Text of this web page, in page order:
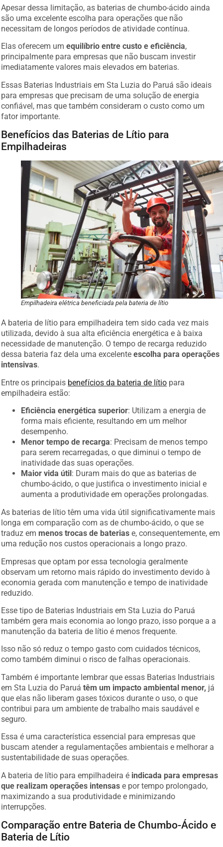
Apesar dessa limitação, as baterias de chumbo-ácido ainda
são uma excelente escolha para operações que não
necessitam de longos períodos de atividade contínua.
Elas oferecem umequilíbrio entre custo e eficiência
principalmente para empresas que não buscam investir
imediatamente valores mais elevados em baterias.
Essas Baterias Industriais em Sta Luzia do Paruá são ideais
para empresas que precisam de uma solução de energia
confiável, mas que também consideram o custo como um
fator importante.
Benefícios das Baterias de Lítio para
Empilhadeiras
Empilhadeira elétrica beneficiada pela bateria de lítio
A bateria de lítio para empilhadeira tem sido cada vez mais
utilizada, devido à sua alta eficiência energética e à baixa
necessidade de manutenção. O tempo de recarga reduzido
dessa bateria faz dela uma excelenteescolha para operações
intensivas
Entre os principais benefícios da bateria de lítio para
empilhadeira estão:
Eficiência energética superior: Utilizam a energia de
forma mais eficiente, resultando em um melhor
desempenho.
Menor tempo de recarga: Precisam de menos tempo
para serem recarregadas, o que diminui o tempo de
inatividade das suas operações.
Maior vida útil: Duram mais do que as baterias de
chumbo-ácido, o que justifica o investimento inicial e
aumenta a produtividade em operações prolongadas.
As baterias de lítio têm uma vida útil significativamente mais
longa em comparação com as de chumbo-ácido, o que se
traduz em menos trocas de baterias e, consequentemente, em
uma redução nos custos operacionais a longo prazo.
Empresas que optam por essa tecnologia geralmente
observam um retorno mais rápido do investimento devido à
economia gerada com manutenção e tempo de inatividade
reduzido.
Esse tipo de Baterias Industriais em Sta Luzia do Paruá
também gera mais economia ao longo prazo, isso porque a a
manutenção da bateria de lítio é menos frequente.
Isso não só reduz o tempo gasto com cuidados técnicos,
como também diminui o risco de falhas operacionais.
Também é importante lembrar que essas Baterias Industriais
em Sta Luzia do Paruátêm um impacto ambiental menor, já
que elas não liberam gases tóxicos durante o uso, o que
contribui para um ambiente de trabalho mais saudável e
seguro.
Essa é uma característica essencial para empresas que
buscam atender a regulamentações ambientais e melhorar a
sustentabilidade de suas operações.
A bateria de lítio para empilhadeira é indicada para empresas
que realizam operações intensas e por tempo prolongado,
maximizando a sua produtividade e minimizando
interrupções.
Comparação entre Bateria de Chumbo-Ácido e
Bateria de Lítio